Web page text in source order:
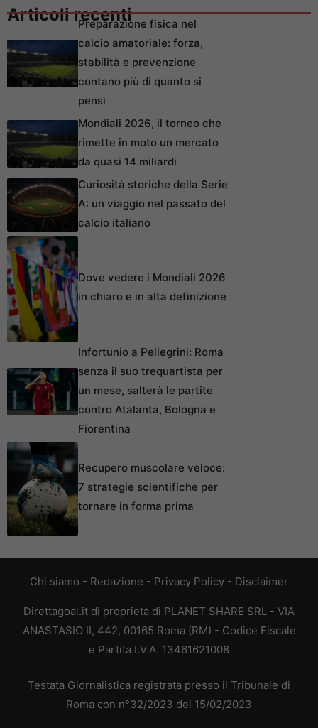
Articoli recentiPreparazione fisica nel
calcio amatoriale: forza,
stabilità e prevenzione
contano più di quanto si
pensi
Mondiali 2026, il torneo che
rimette in moto un mercato
da quasi 14 miliardi
Curiosità storiche della Serie
A: un viaggio nel passato del
calcio italiano
Dove vedere i Mondiali 2026
in chiaro e in alta definizione
Infortunio a Pellegrini: Roma
senza il suo trequartista per
un mese, salterà le partite
contro Atalanta, Bologna e
Fiorentina
Recupero muscolare veloce:
7 strategie scientifiche per
tornare in forma prima
Chi siamo - Redazione - Privacy Policy - Disclaimer
Direttagoal.it di proprietà di PLANET SHARE SRL - VIA
ANASTASIO II, 442, 00165 Roma (RM) - Codice Fiscale
e Partita I.V.A. 13461621008
Testata Giornalistica registrata presso il Tribunale di
Roma con n°32/2023 del 15/02/2023